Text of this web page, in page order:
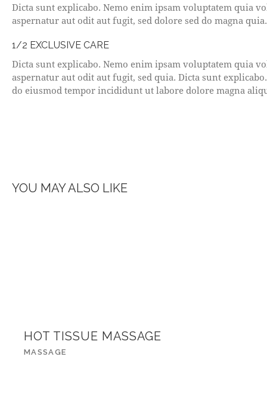
Dicta sunt explicabo. Nemo enim ipsam voluptatem quia
aspernatur aut odit aut fugit, sed dolore sed do magna quia.
1/2 EXCLUSIVE CARE
Dicta sunt explicabo. Nemo enim ipsam voluptatem quia
aspernatur aut odit aut fugit, sed quia. Dicta sunt
do eiusmod tempor incididunt ut labore dolore magna
YOU MAY ALSO LIKE
HOT TISSUE MASSAGE
MASSAGE